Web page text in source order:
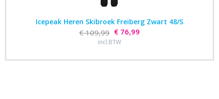
Icepeak Heren Skibroek Freiberg Zwart 48/S
€ 109,99 € 76,99
incl.BTW